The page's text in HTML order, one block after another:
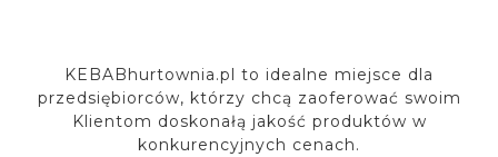
KEBABhurtownia.pl to idealne miejsce dla
przedsiębiorców, którzy chcą zaoferować swoim
Klientom doskonałą jakość produktów w
konkurencyjnych cenach.